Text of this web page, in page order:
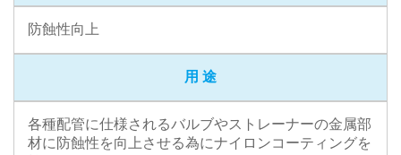
防蝕性向上
用 途
各種配管に仕様されるバルブやストレーナーの金属部
材に防蝕性を向上させる為にナイロンコーティングを